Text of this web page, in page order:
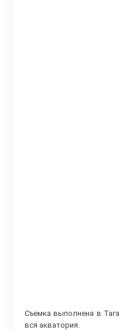
Съемка выполнена в
вся акватория.